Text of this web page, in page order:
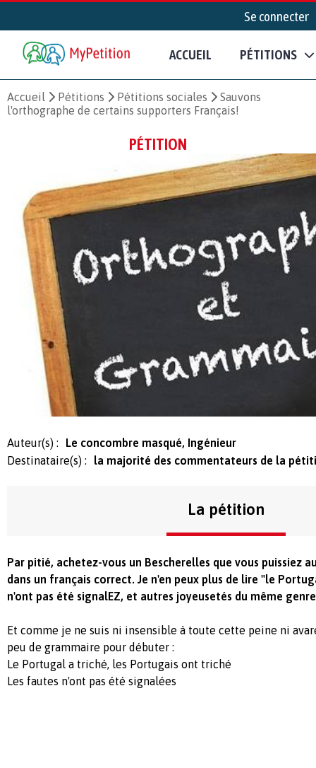
Se connecter
ACCUEIL PÉTITIONS
Accueil Pétitions Pétitions sociales
Sauvons
l'orthographe de certains supporters Français!
PÉTITION
Auteur(s) :
Le concombre masqué, Ingénieur
Destinataire(s) :
la majorité des commentateurs de la
La pétition
Par pitié, achetez-vous un Bescherelles que vous puissiez
dans un français correct. Je n'en peux plus de lire "le
n'ont pas été signalEZ, et autres joyeusetés du même
Et comme je ne suis ni insensible à toute cette peine ni
peu de grammaire pour débuter :
Le Portugal a triché, les Portugais ont triché
Les fautes n'ont pas été signalées